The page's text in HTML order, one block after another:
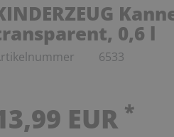
0,6 l
6533
EUR *